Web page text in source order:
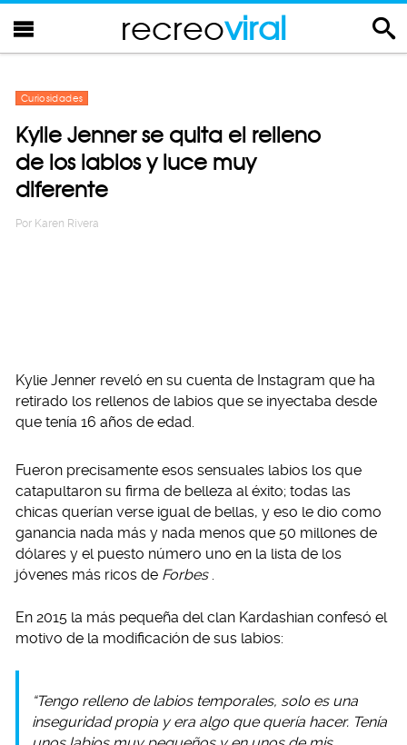
recreoviral
Curiosidades
Kylie Jenner se quita el relleno
de los labios y luce muy
diferente
Por Karen Rivera
Kylie Jenner reveló en su cuenta de Instagram que ha
retirado los rellenos de labios que se inyectaba desde
que tenía 16 años de edad.
Fueron precisamente esos sensuales labios los que
catapultaron su firma de belleza al éxito; todas las
chicas querían verse igual de bellas, y eso le dio como
ganancia nada más y nada menos que 50 millones de
dólares y el puesto número uno en la lista de los
jóvenes más ricos de Forbes .
En 2015 la más pequeña del clan Kardashian confesó el
motivo de la modificación de sus labios:
“Tengo relleno de labios temporales, solo es una
inseguridad propia y era algo que quería hacer. Tenía